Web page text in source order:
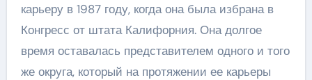
карьеру в 1987 году, когда она была избрана в
Конгресс от штата Калифорния. Она долгое
время оставалась представителем одного и того
же округа, который на протяжении ее карьеры